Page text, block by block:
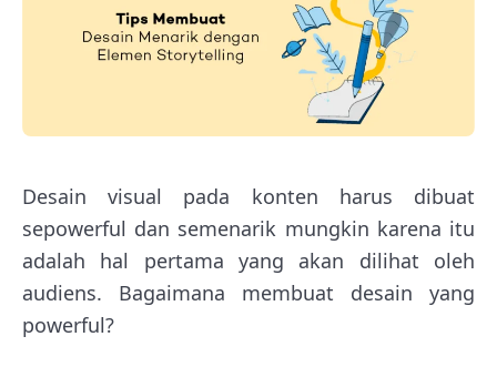
Desain visual pada konten harus dibuat
sepowerful dan semenarik mungkin karena itu
adalah hal pertama yang akan dilihat oleh
audiens. Bagaimana membuat desain yang
powerful?